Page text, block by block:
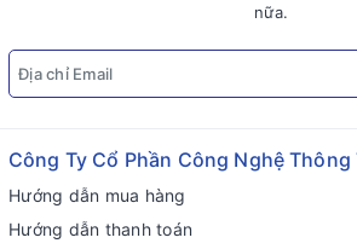
nữa.
Công Ty Cổ Phần Công Nghệ
Hướng dẫn mua hàng
Hướng dẫn thanh toán